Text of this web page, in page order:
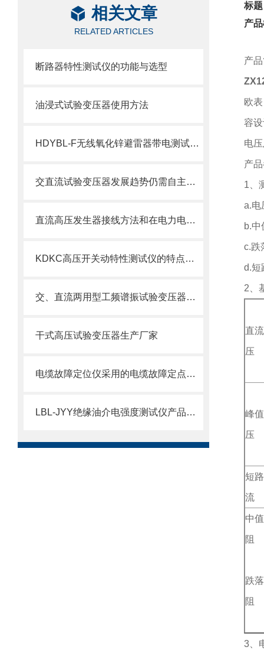
相关文章
RELATED ARTICLES
断路器特性测试仪的功能与选型
油浸式试验变压器使用方法
HDYBL-F无线氧化锌避雷器带电测试仪产品介绍
交直流试验变压器发展趋势仍需自主创新
直流高压发生器接线方法和在电力电缆试验中的作用分析
KDKC高压开关动特性测试仪的特点及技术参数
交、直流两用型工频谱振试验变压器的应用
干式高压试验变压器生产厂家
电缆故障定位仪采用的电缆故障定点新理论
LBL-JYY绝缘油介电强度测试仪产品介绍
标
产
产
欧
容
电
产
1
a.电
b.中
c.跌
d.短
2
直
压
峰
压
短
流
中
阻
跌
阻
3